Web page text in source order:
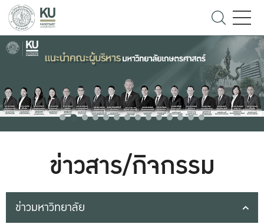
ข่าวสาร/กิจกรรม
ข่าวมหาวิทยาลัย